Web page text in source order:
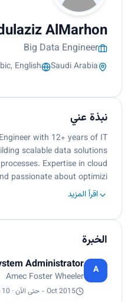
AlMarhon
Big Data Engineer
Saudi Arabia
English
نبذة عني
with 12+ years of IT
scalable data solutions
Expertise in cloud
passionate about optimizi…
اقرأ المزيد
الخبرة
A
Administrator
Amec Foster Wheeler
Oct 2015 - حتى الآن · 10 سنوات 10 أشهر